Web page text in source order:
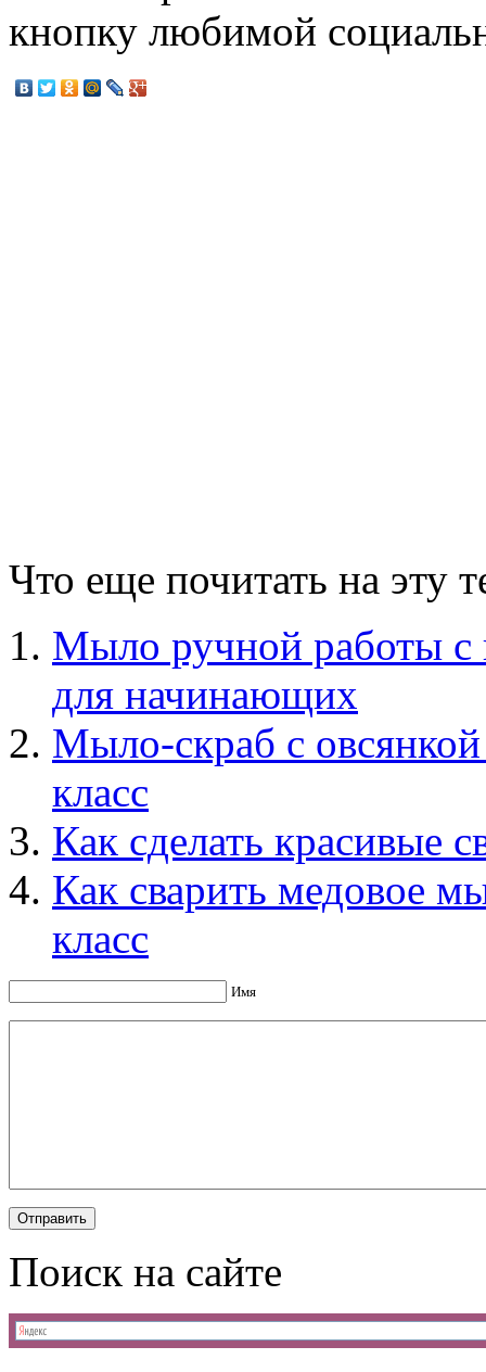
кнопку любимой
Что еще почитать на эту
Мыло ручной работы с
для начинающих
Мыло-скраб с
класс
Как сделать красивые
Как сварить медовое
класс
Имя
Поиск на сайте